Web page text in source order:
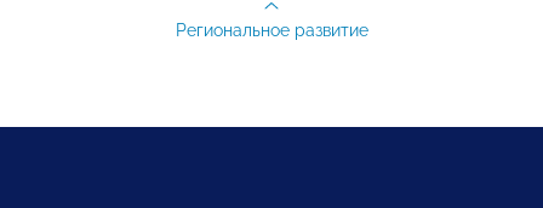
Региональное развитие